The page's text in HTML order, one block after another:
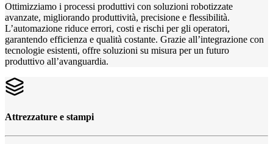
Ottimizziamo i processi produttivi con soluzioni robotizzate
avanzate, migliorando produttività, precisione e flessibilità.
L’automazione riduce errori, costi e rischi per gli operatori,
garantendo efficienza e qualità costante. Grazie all’integrazione con
tecnologie esistenti, offre soluzioni su misura per un futuro
produttivo all’avanguardia.
Attrezzature e stampi